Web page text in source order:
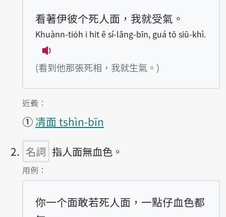
看著伊彼个死人面，我就受氣。
Khuànn-tio̍h i hit ê sí-lâng-bīn, guá tō siū-khì.
播放例句Khuànn-tio̍h i hit ê sí-lâng-
(看到他那張死相，我就生氣。)
第1項釋義的
近義：
① 凊面 tshìn-bīn
名詞 指人面無血色。
第2項釋義的
用例：
你一个面敢若死人面，一點仔血色都